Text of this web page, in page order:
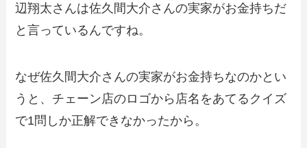
辺翔太さんは佐久間大介さんの実家がお金持ちだ
と言っているんですね。
なぜ佐久間大介さんの実家がお金持ちなのかとい
うと、チェーン店のロゴから店名をあてるクイズ
で1問しか正解できなかったから。